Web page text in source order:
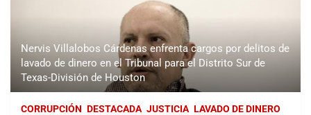
Nervis Villalobos Cárdenas enfrenta cargos por delitos de
lavado de dinero en el Tribunal para el Distrito Sur de
Texas-División de Houston
CORRUPCIÓN DESTACADA JUSTICIA LAVADO DE DINERO